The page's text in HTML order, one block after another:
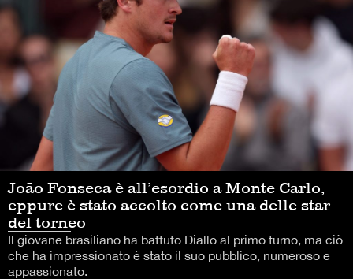
João Fonseca è all’esordio a Monte Carlo,
eppure è stato accolto come una delle star
del torneo
Il giovane brasiliano ha battuto Diallo al primo turno, ma ciò
che ha impressionato è stato il suo pubblico, numeroso e
appassionato.